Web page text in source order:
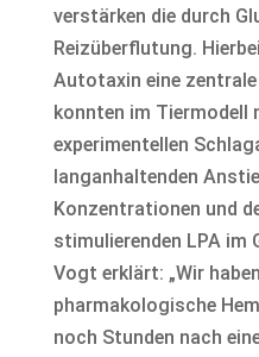
verstärken die durch
Reizüberflutung.
Autotaxin eine zentrale
konnten im Tiermodell
experimentellen
langanhaltenden
Konzentrationen und
stimulierenden LPA im
Vogt erklärt: „Wir
pharmakologische
noch Stunden nach